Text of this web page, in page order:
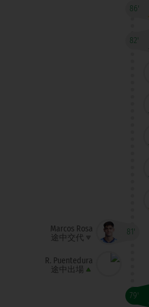
86'
82'
81'
Marcos Rosa
途中交代
R. Puentedura
途中出場
79'